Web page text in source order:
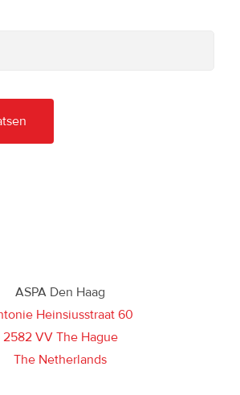
ASPA Den Haag
Heinsiusstraat 60
2582 VV The Hague
The Netherlands